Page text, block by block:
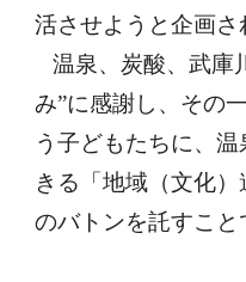
活させようと企画さ
温泉、炭酸、武庫
み”に感謝し、その
う子どもたちに、
きる「地域（文化
のバトンを託すこと